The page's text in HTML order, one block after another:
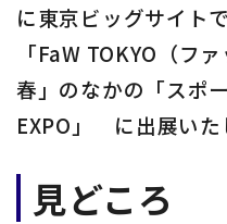
に東京ビッグサイト
「FaW TOKYO（フ
春」のなかの「スポ
EXPO」 に出展いた
見どころ